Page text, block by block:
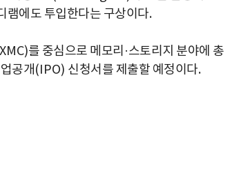
램에도 투입한다는 구상이다.
를 중심으로 메모리 ·스토리지 분야에 총
공개(IPO) 신청서를 제출할 예정이다.